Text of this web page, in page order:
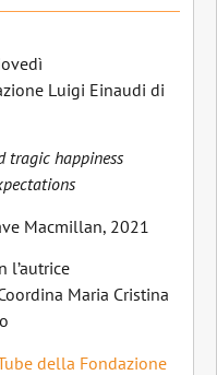
Luigi Einaudi di
tragic happiness
Macmillan, 2021
l’autrice
Maria Cristina
della Fondazione